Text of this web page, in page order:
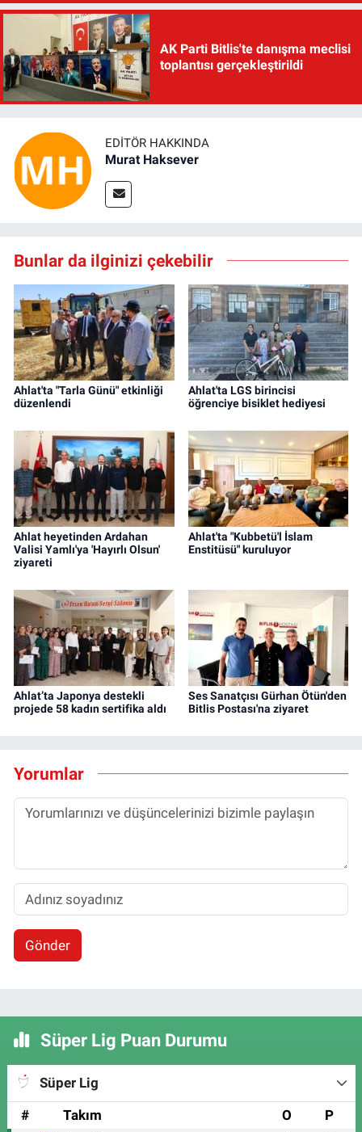
AK Parti Bitlis'te danışma meclisi
toplantısı gerçekleştirildi
EDITÖR HAKKINDA
Murat Haksever
Bunlar da ilginizi çekebilir
Ahlat'ta "Tarla Günü" etkinliği
düzenlendi
Ahlat'ta LGS birincisi
öğrenciye bisiklet hediyesi
Ahlat heyetinden Ardahan
Valisi Yamlı'ya 'Hayırlı Olsun'
ziyareti
Ahlat'ta "Kubbetü'l İslam
Enstitüsü" kuruluyor
Ahlat’ta Japonya destekli
projede 58 kadın sertifika aldı
Ses Sanatçısı Gürhan Ötün'den
Bitlis Postası'na ziyaret
Yorumlar
Gönder
Süper Lig Puan Durumu
Süper Lig
#
Takım O P